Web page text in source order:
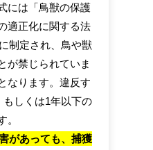
には「鳥獣の保護
適正化に関する法
制定され、鳥や獣
が禁じられていま
なります。違反す
しくは1年以下の
。
があっても、捕獲